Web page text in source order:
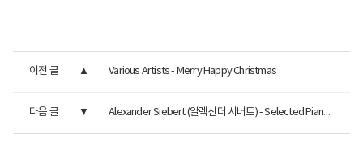
이전 글 Various Artists - Merry Happy Christmas
다음 글 Alexander Siebert (알렉산더 시버트) - Selected Piano Works